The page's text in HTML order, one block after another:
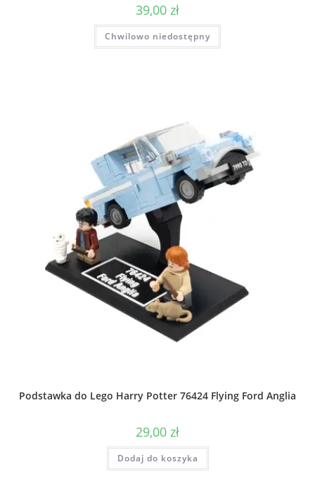
39,00 zł
Chwilowo niedostępny
Podstawka do Lego Harry Potter 76424 Flying Ford Anglia
29,00 zł
Dodaj do koszyka